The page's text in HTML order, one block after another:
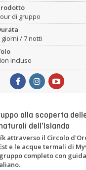
di gruppo
giorni / 7 notti
incluso
alla scoperta
dell'Islanda
attraverso il Circolo
e le acque termali di
completo con